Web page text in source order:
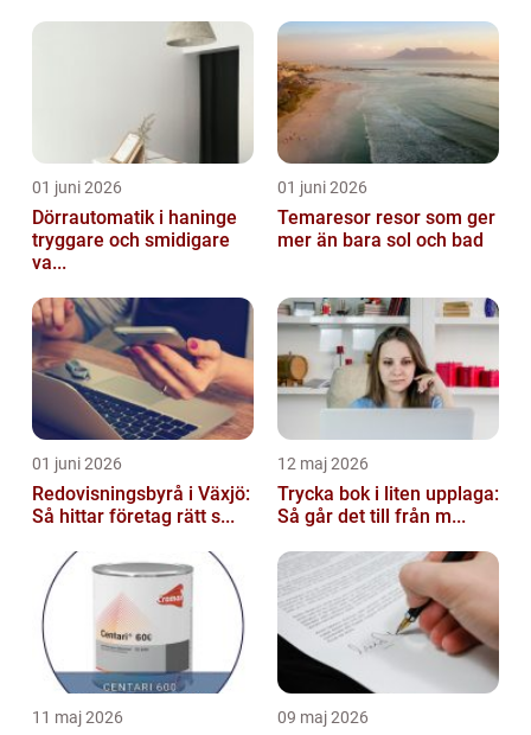
01 juni 2026
Dörrautomatik i haninge
tryggare och smidigare
va...
01 juni 2026
Temaresor resor som ger
mer än bara sol och bad
01 juni 2026
Redovisningsbyrå i Växjö:
Så hittar företag rätt s...
12 maj 2026
Trycka bok i liten upplaga:
Så går det till från m...
11 maj 2026 09 maj 2026